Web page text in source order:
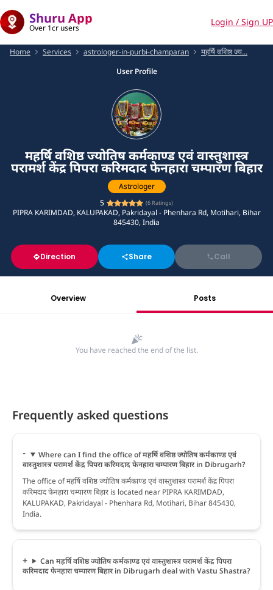
Shuru App
Over 1cr users
Login / Sign UP
Home Services astrologer-in-purbi-champaran
महर्षि वशिष्ठ ज्य...
User Profile
महर्षि वशिष्ठ ज्योतिष कर्मकाण्ड एवं वास्तुशास्त्र
परामर्श केंद्र पिपरा करिमदाद फेनहारा चम्पारण बिहार
Astrologer
5
(6 Ratings)
PIPRA KARIMDAD, KALUPAKAD, Pakridayal - Phenhara Rd, Motihari, Bihar
845430, India
Direction Share Call
Overview Posts
You have reached the end of the list.
Frequently asked questions
Where can I find the office of महर्षि वशिष्ठ ज्योतिष कर्मकाण्ड एवं
वास्तुशास्त्र परामर्श केंद्र पिपरा करिमदाद फेनहारा चम्पारण बिहार in Dibrugarh?
The office of महर्षि वशिष्ठ ज्योतिष कर्मकाण्ड एवं वास्तुशास्त्र परामर्श केंद्र पिपरा
करिमदाद फेनहारा चम्पारण बिहार is located near PIPRA KARIMDAD,
KALUPAKAD, Pakridayal - Phenhara Rd, Motihari, Bihar 845430,
India.
Can महर्षि वशिष्ठ ज्योतिष कर्मकाण्ड एवं वास्तुशास्त्र परामर्श केंद्र पिपरा
करिमदाद फेनहारा चम्पारण बिहार in Dibrugarh deal with Vastu Shastra?